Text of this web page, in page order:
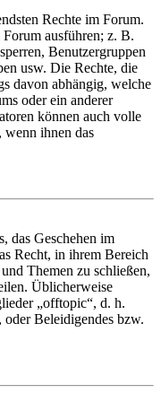
Rechte im Forum.
ausführen; z. B.
Benutzergruppen
usw. Die Rechte, die
davon abhängig, welche
oder ein anderer
können auch volle
wenn ihnen das
das Geschehen im
Recht, in ihrem Bereich
Themen zu schließen,
Üblicherweise
„offtopic“, d. h.
oder Beleidigendes bzw.